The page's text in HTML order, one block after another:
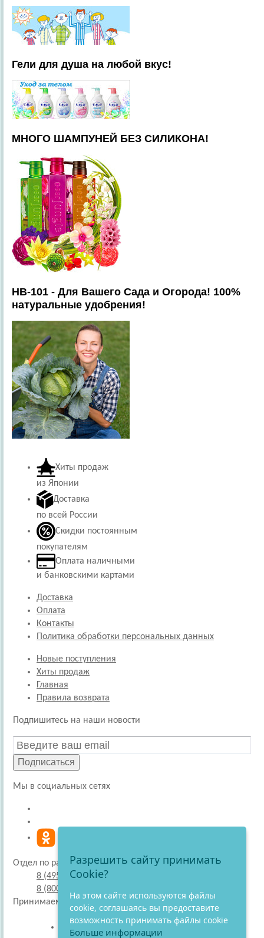
Гели для душа на любой вкус!
МНОГО ШАМПУНЕЙ БЕЗ СИЛИКОНА!
HB-101 - Для Вашего Сада и Огорода! 100%
натуральные удобрения!
Хиты продаж
из Японии
Доставка
по всей России
Скидки постоянным
покупателям
Оплата наличными
и банковскими картами
Доставка
Оплата
Контакты
Политика обработки персональных данных
Новые поступления
Хиты продаж
Главная
Правила возврата
Подпишитесь на наши новости
Подписаться
Мы в социальных сетях
Отдел по работе с покупателями
8 (495) 220-51-30
8 (800) 707-27-19
Принимаем к оплате
Разрешить сайту принимать
Cookie?
На этом сайте используются файлы
cookie, соглашаясь вы предоставите
возможность принимать файлы cookie
Больше информации